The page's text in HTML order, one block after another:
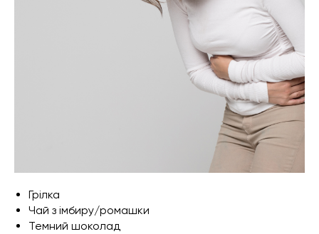
Грілка
Чай з імбиру/ромашки
Темний шоколад